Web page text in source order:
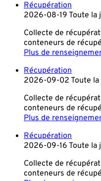
Récupération
2026-08-19 Toute la
Collecte de
conteneurs de
Plus de
Récupération
2026-09-02 Toute la
Collecte de
conteneurs de
Plus de
Récupération
2026-09-16 Toute la
Collecte de
conteneurs de